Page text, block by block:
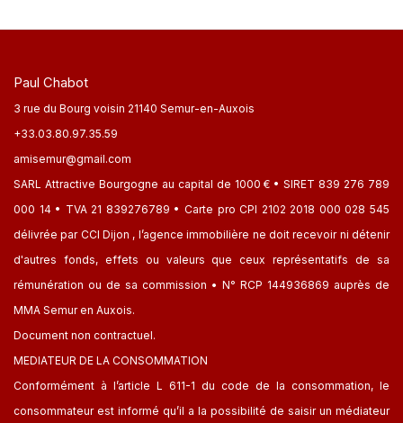
Paul Chabot
3 rue du Bourg voisin 21140 Semur-en-Auxois
+33.03.80.97.35.59
amisemur@gmail.com
SARL Attractive Bourgogne au capital de 1000 € • SIRET 839 276 789
000 14 • TVA 21 839276789 • Carte pro CPI 2102 2018 000 028 545
délivrée par CCI Dijon , l’agence immobilière ne doit recevoir ni détenir
d'autres fonds, effets ou valeurs que ceux représentatifs de sa
rémunération ou de sa commission • N° RCP 144936869 auprès de
MMA Semur en Auxois.
Document non contractuel.
MEDIATEUR DE LA CONSOMMATION
Conformément à l’article L 611-1 du code de la consommation, le
consommateur est informé qu’il a la possibilité de saisir un médiateur